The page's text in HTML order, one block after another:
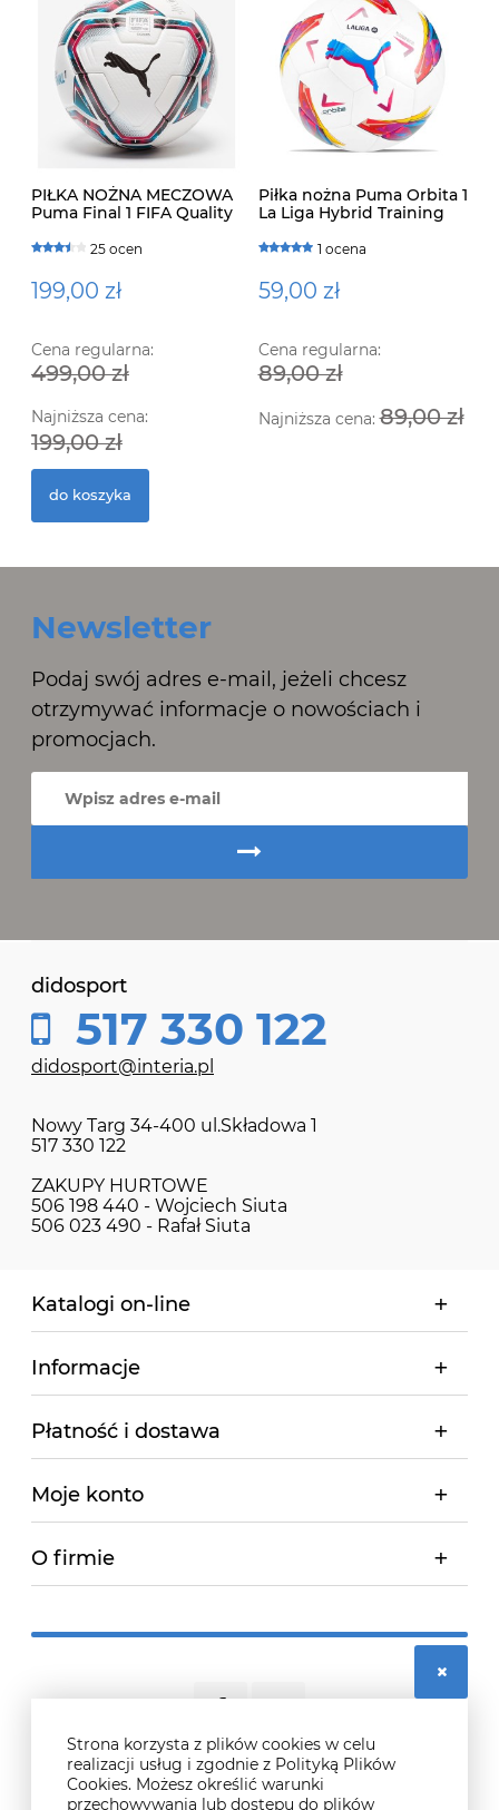
Strona korzysta z plików cookies w celu
realizacji usług i zgodnie z Polityką Plików
Cookies. Możesz określić warunki
przechowywania lub dostępu do plików
PIŁKA NOŻNA MECZOWA
Puma Final 1 FIFA Quality
25 ocen
199,00 zł
Cena regularna:
499,00 zł
Najniższa cena:
199,00 zł
do koszyka
Piłka nożna Puma Orbita 1
La Liga Hybrid Training
1 ocena
59,00 zł
Cena regularna:
89,00 zł
Najniższa cena:89,00 zł
Newsletter
Podaj swój adres e-mail, jeżeli chcesz
otrzymywać informacje o nowościach i
promocjach.
didosport
517 330 122
didosport@interia.pl
Nowy Targ 34-400 ul.Składowa 1
517 330 122
ZAKUPY HURTOWE
506 198 440 - Wojciech Siuta
506 023 490 - Rafał Siuta
Katalogi on-line
Informacje
Płatność i dostawa
Moje konto
O firmie
© 2026 didosport.pl. Wszelkie prawa zastrzeżone.